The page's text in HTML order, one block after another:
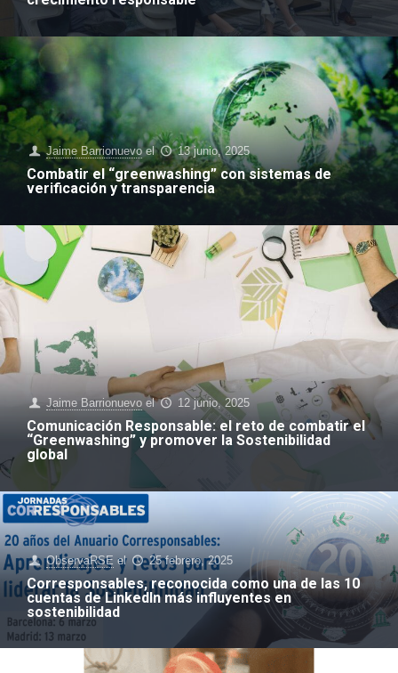
Jaime Barrionuevo el 13 junio, 2025
Combatir el “greenwashing” con sistemas de
verificación y transparencia
Jaime Barrionuevo el 12 junio, 2025
Comunicación Responsable: el reto de combatir el
“Greenwashing” y promover la Sostenibilidad
global
ObservaRSE el 25 febrero, 2025
Corresponsables, reconocida como una de las 10
cuentas de LinkedIn más influyentes en
sostenibilidad